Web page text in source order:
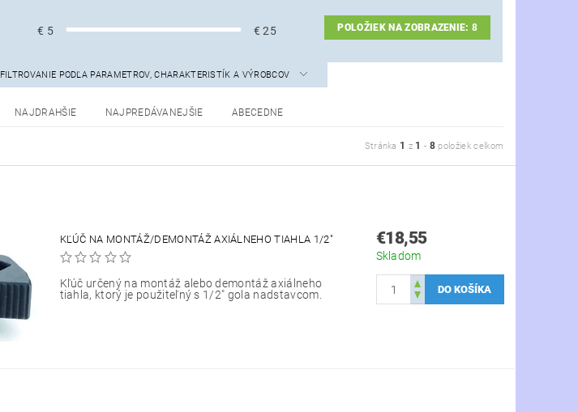
€ 5 €25 POLOŽIEK NA ZOBRAZENIE:8
FILTROVANIE PODĽA PARAMETROV, CHARAKTERISTÍK A VÝROBCOV
NAJDRAHŠIE NAJPREDÁVANEJŠIE ABECEDNE
Stránka 1 z 1 - 8 položiek celkom
KĽÚČ NA MONTÁŽ/DEMONTÁŽ AXIÁLNEHO TIAHLA 1/2"
Kľúč určený na montáž alebo demontáž axiálneho
tiahla, ktorý je použiteľný s 1/2" gola nadstavcom.
€18,55
Skladom